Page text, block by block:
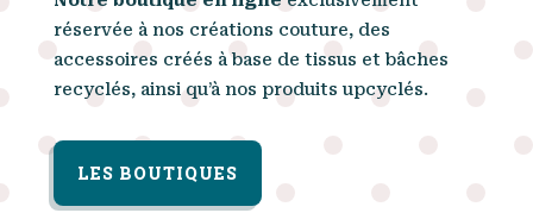
réservée à nos créations couture, des
accessoires créés à base de tissus et bâches
recyclés, ainsi qu’à nos produits upcyclés.
LES BOUTIQUES